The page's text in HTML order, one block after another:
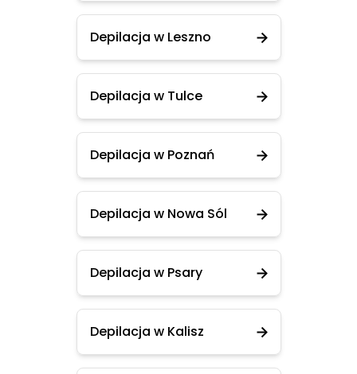
Depilacja w Leszno
Depilacja w Tulce
Depilacja w Poznań
Depilacja w Nowa Sól
Depilacja w Psary
Depilacja w Kalisz